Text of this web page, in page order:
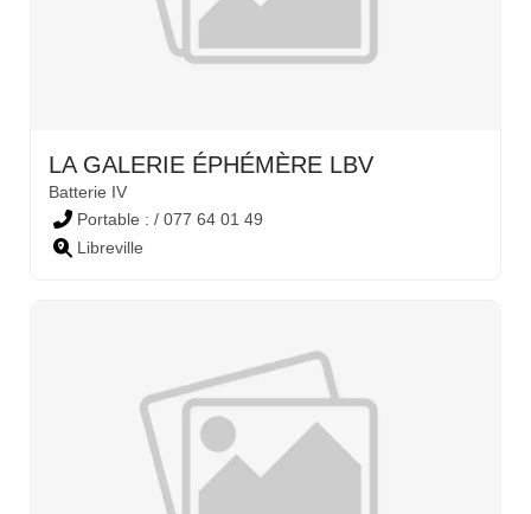
LA GALERIE ÉPHÉMÈRE LBV
Batterie IV
Portable : / 077 64 01 49
Libreville